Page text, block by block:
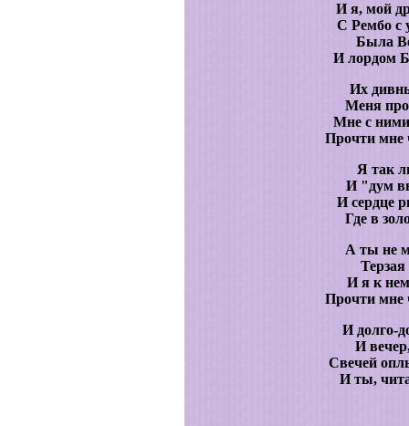
И я, мой
С Рембо с
Была
И лордом
Их
Меня
Мне с
Прочти мне
Я так
И "дум
И сердце
Где в
А ты не
И я к
Прочти мне
И долго-
И
Свечей
И ты,